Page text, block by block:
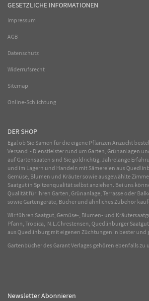
GESETZLICHE INFORMATIONEN
Impressum
AGB
Datenschutz
Widerrufsrecht
Sitemap
Online-Schlichtung
DER SHOP
Egal ob Sie Samen für die eigene Pflanzen Anzucht
Versand - Dienstleister rund um Garten, Grünanlagen
auf Gartensaaten sind Sie goldrichtig. Jahrelange
und im Lagern und Handeln mit Sämereien aus
Gemüse, Blumen und Kräuter sowie ausgewählte
Saatgut in Spitzenqualität selbst anziehen. Bei uns
Qualität für Ihren Garten, Grünanlage, Terrasse oder
sowie Gartengeräte, Bücher und ähnliches Zubehör
Wir führen Saatgut, Gemüse-, Blumen- und
Pfann, Tropica, N.L.Chrestensen, Quedlinburger
aus Quedlinburg mit eigenen Züchtungen in bester
Gartenbücher des Garant Verlages gehören ebenfalls zu
Newsletter Abonnieren